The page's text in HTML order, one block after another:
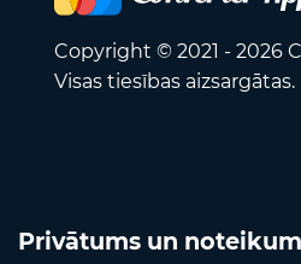
Copyright © 2021 - 2026
Visas tiesības aizsargātas.
Privātums un